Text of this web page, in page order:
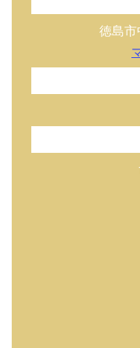
徳島